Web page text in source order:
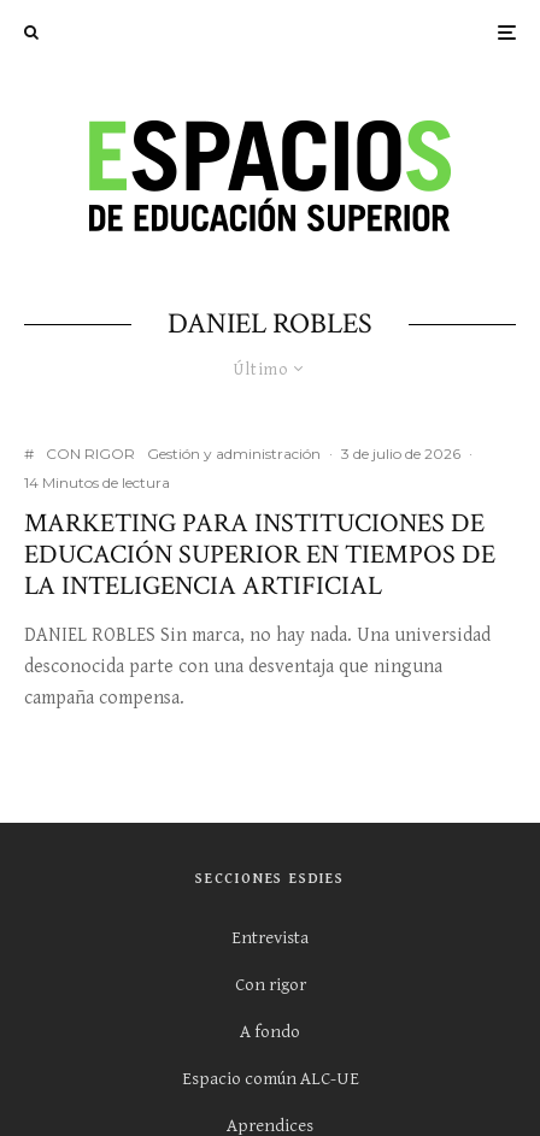
DANIEL ROBLES
Último
# CON RIGOR Gestión y administración · 3 de julio de 2026 ·
14 Minutos de lectura
MARKETING PARA INSTITUCIONES DE
EDUCACIÓN SUPERIOR EN TIEMPOS DE
LA INTELIGENCIA ARTIFICIAL
DANIEL ROBLES Sin marca, no hay nada. Una universidad
desconocida parte con una desventaja que ninguna
campaña compensa.
SECCIONES ESDIES
Entrevista
Con rigor
A fondo
Espacio común ALC-UE
Aprendices